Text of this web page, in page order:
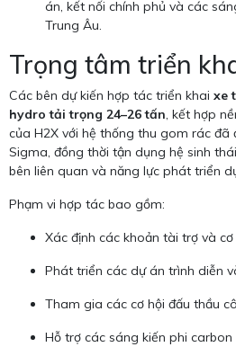
án, kết nối chính phủ và các
Trung Âu.
Trọng tâm triển
Các bên dự kiến hợp tác triển khai xe
hydro tải trọng 24–26 tấn, kết hợp
của H2X với hệ thống thu gom rác đã
Sigma, đồng thời tận dụng hệ sinh
bên liên quan và năng lực phát triển
Phạm vi hợp tác bao gồm:
Xác định các khoản tài trợ và
Phát triển các dự án trình diễn
Tham gia các cơ hội đấu thầu
Hỗ trợ các sáng kiến phi